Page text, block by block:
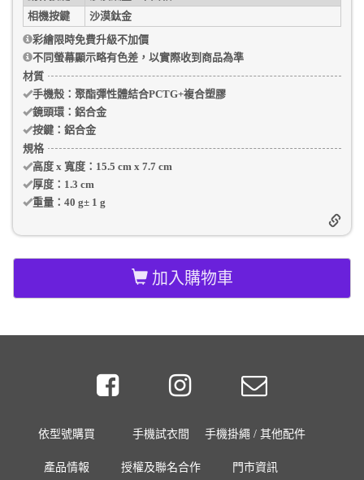
相機按鍵
沙漠鈦金
彩繪限時免費升級不加價
不同螢幕顯示略有色差，以實際收到商品為準
材質
手機殼：聚酯彈性體結合PCTG+複合塑膠
鏡頭環： 鋁合金
按鍵： 鋁合金
規格
高度 x 寬度： 15.5 cm x 7.7 cm
厚度： 1.3 cm
重量： 40 g±1 g
加入購物車
依型號購買 手機試衣間 手機掛繩 / 其他配件
產品情報 授權及聯名合作 門市資訊